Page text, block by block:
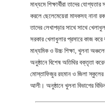
মাধ্যমে শিক্ষার্থীরা তাদের
করলে ছেলেমেয়েরা মাদকসহ নানা
তাদের লেখাপড়ার সাথে সাথে
সরকার খেলাধুলার প্রসারে কাজ করে
মাধ্যমিক ও উচ্চ শিক্ষা, খুলনা
অনুষ্ঠানে বিশেষ অতিথির বক্তৃতা
মোস্তাফিজুর রহমান ও জিলা
আলী। অনুষ্ঠানে খুলনা বিভাগের